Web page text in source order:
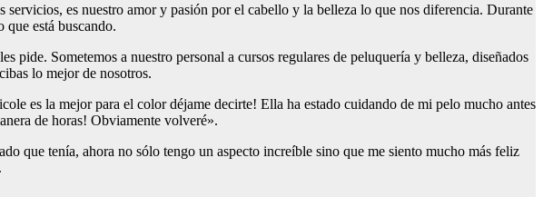
es nuestro amor y pasión por el cabello y la belleza lo que nos diferencia. Durante
que está buscando.
pide. Sometemos a nuestro personal a cursos regulares de peluquería y belleza, diseñados
lo mejor de nosotros.
es la mejor para el color déjame decirte! Ella ha estado cuidando de mi pelo mucho antes
de horas! Obviamente volveré».
que tenía, ahora no sólo tengo un aspecto increíble sino que me siento mucho más feliz